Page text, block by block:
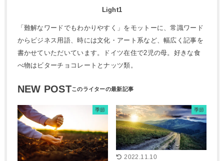
Light1
「難解なワードでもわかりやすく」をモットーに、常識ワード
からビジネス用語、時には文化・アート系など、幅広く記事を
書かせていただいています。ドイツ在住で2児の母。好きな食
べ物はビターチョコレートとナッツ類。
NEW POST
季節 季節
2022.11.10